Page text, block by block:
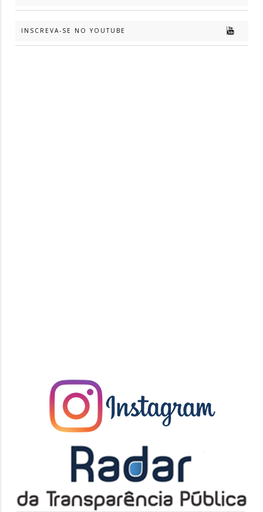
INSCREVA-SE NO YOUTUBE